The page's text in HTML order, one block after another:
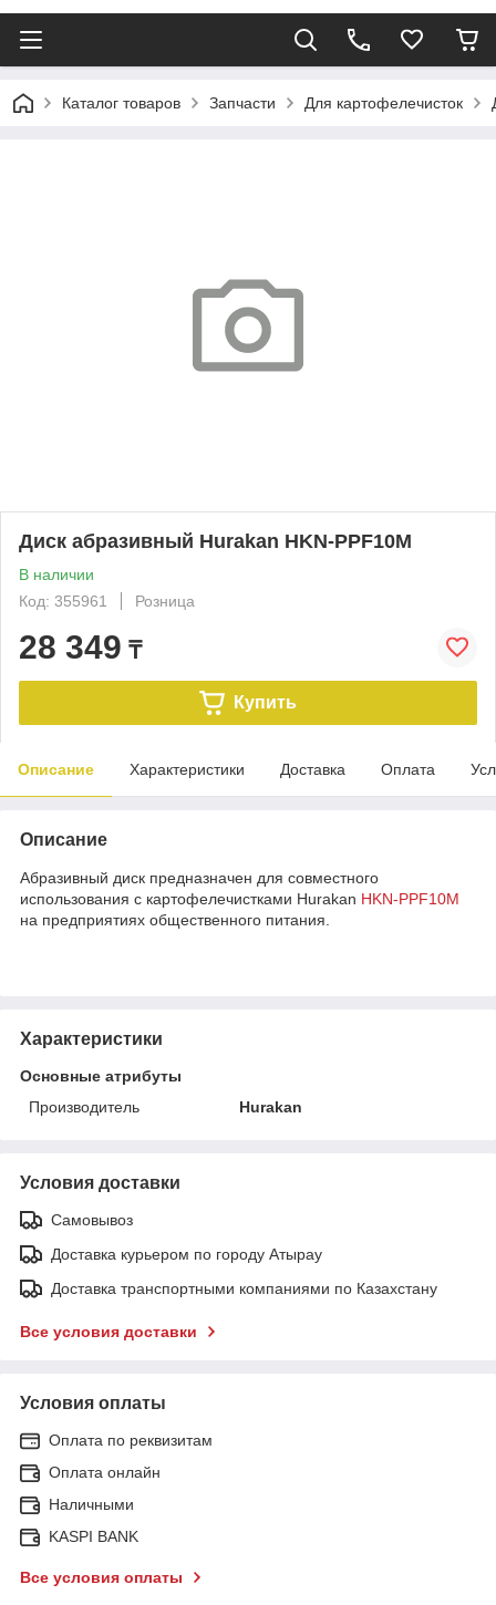
Каталог товаров Запчасти Для картофелечисток
Диск абразивный Hurakan HKN-PPF10M
В наличии
Код: 355961
Розница
28 349 ₸
Купить
Описание Характеристики Доставка Оплата
Описание
Абразивный диск предназначен для совместного
использования с картофелечистками Hurakan HKN-PPF10M
на предприятиях общественного питания.
Характеристики
Основные атрибуты
Производитель
Hurakan
Условия доставки
Самовывоз
Доставка курьером по городу Атырау
Доставка транспортными компаниями по Казахстану
Все условия доставки
Условия оплаты
Оплата по реквизитам
Оплата онлайн
Наличными
KASPI BANK
Все условия оплаты